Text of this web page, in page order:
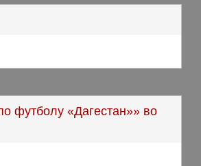
футболу «Дагестан»» во